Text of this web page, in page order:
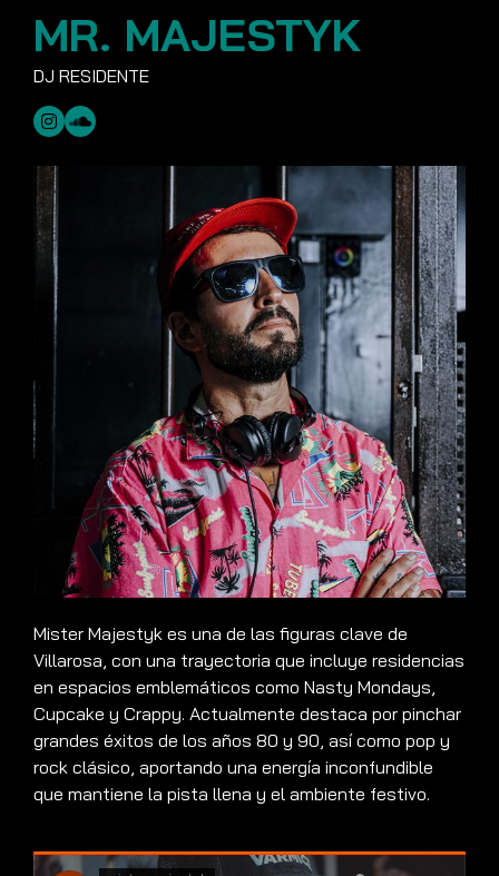
MR. MAJESTYK
Mister Majestyk es una de las figuras clave de
Villarosa, con una trayectoria que incluye residencias
en espacios emblemáticos como Nasty Mondays,
Cupcake y Crappy. Actualmente destaca por pinchar
grandes éxitos de los años 80 y 90, así como pop y
rock clásico, aportando una energía inconfundible
que mantiene la pista llena y el ambiente festivo.